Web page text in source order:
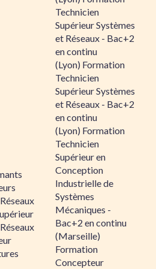
Technicien
Supérieur Systèmes
et Réseaux - Bac+2
en continu
(Lyon) Formation
Technicien
Supérieur Systèmes
et Réseaux - Bac+2
en continu
(Lyon) Formation
Technicien
Supérieur en
Conception
Industrielle de
Systèmes
Mécaniques -
Bac+2 en continu
(Marseille)
Formation
Concepteur